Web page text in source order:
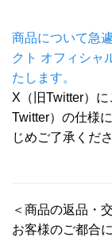
商品について急
クト オフィシャ
たします。
X（旧Twitter）
Twitter）の仕様
じめご了承くださ
＜商品の返品・
お客様のご都合